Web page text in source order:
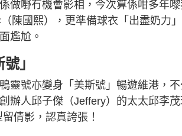
做嘢冇機會影相，今次算係咁多年
陳國熙），更準備球衣「出盡奶力
尷尬。
」
靈號亦變身「美斯號」暢遊維港，
辦人邱子傑（Jeffery）的太太邱李
倩影，認真誇張！